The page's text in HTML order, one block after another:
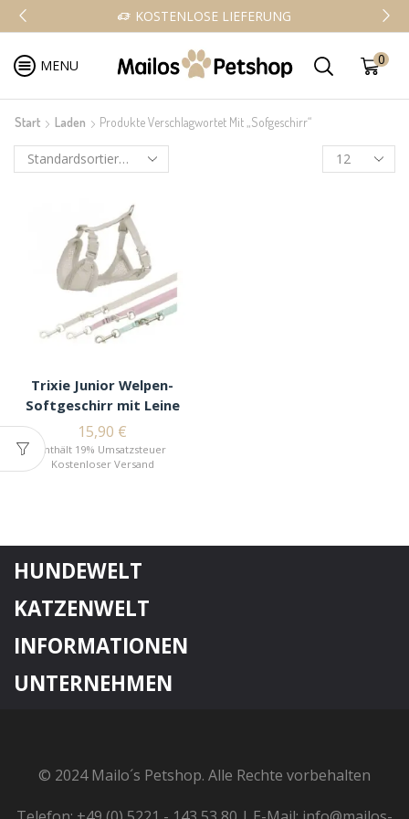
KOSTENLOSE LIEFERUNG
MENU 0
Start Laden Produkte Verschlagwortet Mit „Sofgeschirr“
Trixie Junior Welpen-
Softgeschirr mit Leine
15,90 €
Enthält 19% Umsatzsteuer
Kostenloser Versand
HUNDEWELT
KATZENWELT
INFORMATIONEN
UNTERNEHMEN
© 2024 Mailo´s Petshop. Alle Rechte vorbehalten